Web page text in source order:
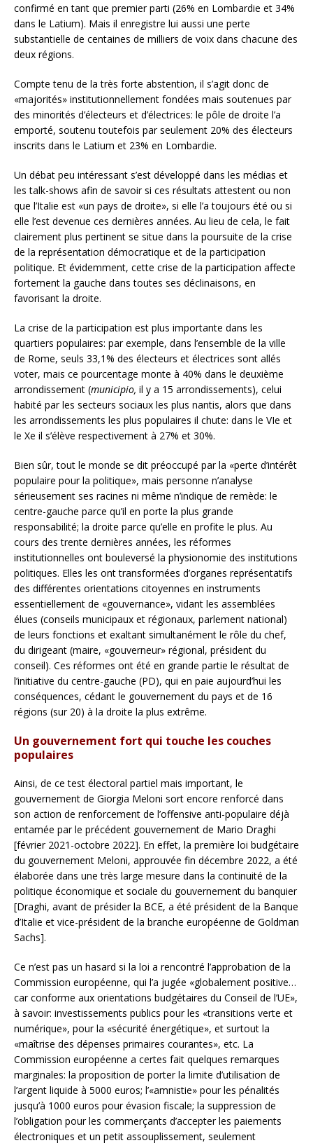
confirmé en tant que premier parti (26% en Lombardie et 34%
dans le Latium). Mais il enregistre lui aussi une perte
substantielle de centaines de milliers de voix dans chacune des
deux régions.
Compte tenu de la très forte abstention, il s’agit donc de
«majorités» institutionnellement fondées mais soutenues par
des minorités d’électeurs et d’électrices: le pôle de droite l’a
emporté, soutenu toutefois par seulement 20% des électeurs
inscrits dans le Latium et 23% en Lombardie.
Un débat peu intéressant s’est développé dans les médias et
les talk-shows afin de savoir si ces résultats attestent ou non
que l’Italie est «un pays de droite», si elle l’a toujours été ou si
elle l’est devenue ces dernières années. Au lieu de cela, le fait
clairement plus pertinent se situe dans la poursuite de la crise
de la représentation démocratique et de la participation
politique. Et évidemment, cette crise de la participation affecte
fortement la gauche dans toutes ses déclinaisons, en
favorisant la droite.
La crise de la participation est plus importante dans les
quartiers populaires: par exemple, dans l’ensemble de la ville
de Rome, seuls 33,1% des électeurs et électrices sont allés
voter, mais ce pourcentage monte à 40% dans le deuxième
arrondissement (municipio, il y a 15 arrondissements), celui
habité par les secteurs sociaux les plus nantis, alors que dans
les arrondissements les plus populaires il chute: dans le VIe et
le Xe il s’élève respectivement à 27% et 30%.
Bien sûr, tout le monde se dit préoccupé par la «perte d’intérêt
populaire pour la politique», mais personne n’analyse
sérieusement ses racines ni même n’indique de remède: le
centre-gauche parce qu’il en porte la plus grande
responsabilité; la droite parce qu’elle en profite le plus. Au
cours des trente dernières années, les réformes
institutionnelles ont bouleversé la physionomie des institutions
politiques. Elles les ont transformées d’organes représentatifs
des différentes orientations citoyennes en instruments
essentiellement de «gouvernance», vidant les assemblées
élues (conseils municipaux et régionaux, parlement national)
de leurs fonctions et exaltant simultanément le rôle du chef,
du dirigeant (maire, «gouverneur» régional, président du
conseil). Ces réformes ont été en grande partie le résultat de
l’initiative du centre-gauche (PD), qui en paie aujourd’hui les
conséquences, cédant le gouvernement du pays et de 16
régions (sur 20) à la droite la plus extrême.
Un gouvernement fort qui touche les couches
populaires
Ainsi, de ce test électoral partiel mais important, le
gouvernement de Giorgia Meloni sort encore renforcé dans
son action de renforcement de l’offensive anti-populaire déjà
entamée par le précédent gouvernement de Mario Draghi
[février 2021-octobre 2022]. En effet, la première loi budgétaire
du gouvernement Meloni, approuvée fin décembre 2022, a été
élaborée dans une très large mesure dans la continuité de la
politique économique et sociale du gouvernement du banquier
[Draghi, avant de présider la BCE, a été président de la Banque
d’Italie et vice-président de la branche européenne de Goldman
Sachs].
Ce n’est pas un hasard si la loi a rencontré l’approbation de la
Commission européenne, qui l’a jugée «globalement positive…
car conforme aux orientations budgétaires du Conseil de l’UE»,
à savoir: investissements publics pour les «transitions verte et
numérique», pour la «sécurité énergétique», et surtout la
«maîtrise des dépenses primaires courantes», etc. La
Commission européenne a certes fait quelques remarques
marginales: la proposition de porter la limite d’utilisation de
l’argent liquide à 5000 euros; l’«amnistie» pour les pénalités
jusqu’à 1000 euros pour évasion fiscale; la suppression de
l’obligation pour les commerçants d’accepter les paiements
électroniques et un petit assouplissement, seulement